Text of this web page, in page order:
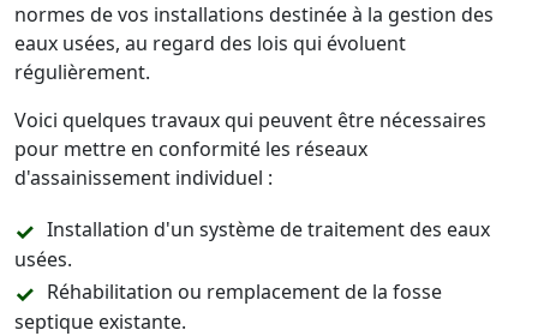
normes de vos installations destinée à la gestion des
eaux usées, au regard des lois qui évoluent
régulièrement.
Voici quelques travaux qui peuvent être nécessaires
pour mettre en conformité les réseaux
d'assainissement individuel :
Installation d'un système de traitement des eaux
usées.
Réhabilitation ou remplacement de la fosse
septique existante.